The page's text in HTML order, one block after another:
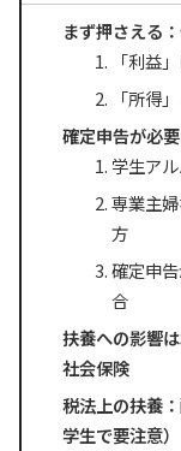
まず押さえる
「利益
「所得
確定申告が必
学生ア
専業主
方
確定申
合
扶養への影響
社会保険
税法上の扶養
学生で要注意）